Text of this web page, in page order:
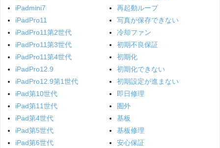
iPadmini7
iPadPro11
iPadPro11第2世代
iPadPro11第3世代
iPadPro11第4世代
iPadPro12.9
iPadPro12.9第1世代
iPad第10世代
iPad第11世代
iPad第4世代
iPad第5世代
iPad第6世代
再起動ループ
写真が保存できない
冷却ファン
初期不良保証
初期化
初期化できない
初期設定が進まない
即日修理
圏外
基板
基板修理
安心保証